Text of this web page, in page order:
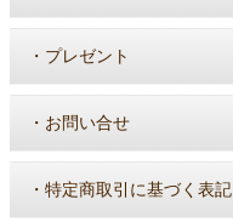
・ プレゼント
・ お問い合せ
・ 特定商取引に基づく表記